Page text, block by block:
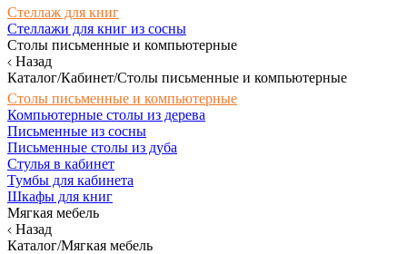
Стеллаж для книг
Стеллажи для книг из сосны
Столы письменные и компьютерные
Назад
Каталог/Кабинет/Столы письменные и компьютерные
Столы письменные и компьютерные
Компьютерные столы из дерева
Письменные из сосны
Письменные столы из дуба
Стулья в кабинет
Тумбы для кабинета
Шкафы для книг
Мягкая мебель
Назад
Каталог/Мягкая мебель